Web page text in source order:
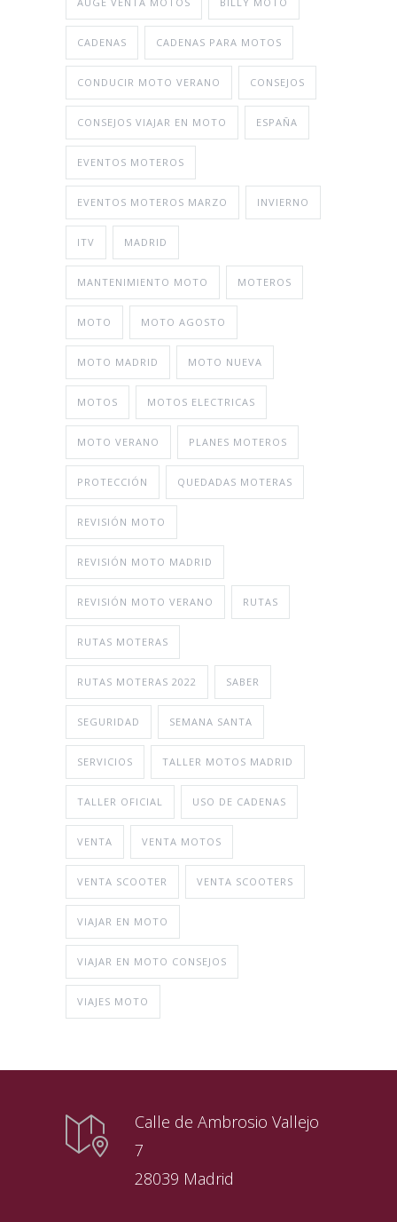
CADENAS CADENAS PARA MOTOS
CONDUCIR MOTO VERANO CONSEJOS
CONSEJOS VIAJAR EN MOTO ESPAÑA
EVENTOS MOTEROS
EVENTOS MOTEROS MARZO INVIERNO
ITV MADRID
MANTENIMIENTO MOTO MOTEROS
MOTO MOTO AGOSTO
MOTO MADRID MOTO NUEVA
MOTOS MOTOS ELECTRICAS
MOTO VERANO PLANES MOTEROS
PROTECCIÓN QUEDADAS MOTERAS
REVISIÓN MOTO
REVISIÓN MOTO MADRID
REVISIÓN MOTO VERANO RUTAS
RUTAS MOTERAS
RUTAS MOTERAS 2022 SABER
SEGURIDAD SEMANA SANTA
SERVICIOS TALLER MOTOS MADRID
TALLER OFICIAL USO DE CADENAS
VENTA VENTA MOTOS
VENTA SCOOTER VENTA SCOOTERS
VIAJAR EN MOTO
VIAJAR EN MOTO CONSEJOS
VIAJES MOTO
Calle de Ambrosio Vallejo
7
28039 Madrid